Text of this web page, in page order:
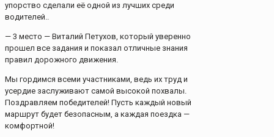
упорство сделали её одной из лучших среди
водителей..
— 3 место — Виталий Петухов, который уверенно
прошел все задания и показал отличные знания
правил дорожного движения.
Мы гордимся всеми участниками, ведь их труд и
усердие заслуживают самой высокой похвалы.
Поздравляем победителей! Пусть каждый новый
маршрут будет безопасным, а каждая поездка —
комфортной!